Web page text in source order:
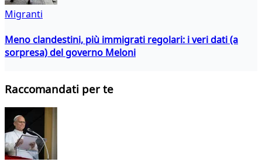
Migranti
Meno clandestini, più immigrati regolari: i veri dati (a
sorpresa) del governo Meloni
Raccomandati per te